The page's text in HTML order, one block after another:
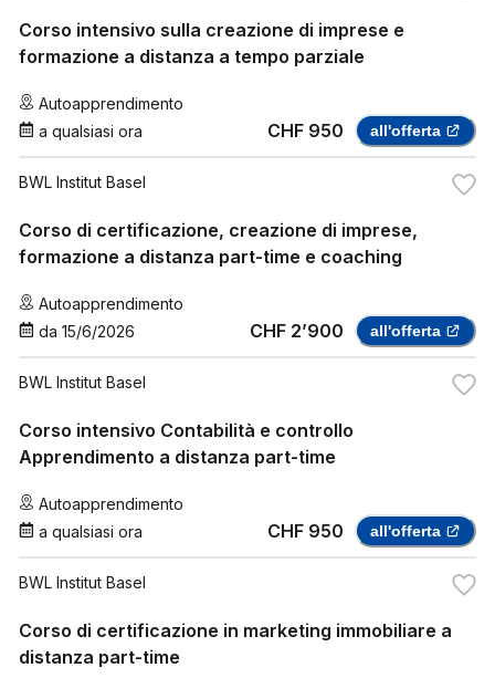
Corso intensivo sulla creazione di imprese e
formazione a distanza a tempo parziale
Autoapprendimento
a qualsiasi ora
CHF 950 all'offerta
BWL Institut Basel
Corso di certificazione, creazione di imprese,
formazione a distanza part-time e coaching
Autoapprendimento
da 15/6/2026 CHF 2’900 all'offerta
BWL Institut Basel
Corso intensivo Contabilità e controllo
Apprendimento a distanza part-time
Autoapprendimento
a qualsiasi ora
CHF 950 all'offerta
BWL Institut Basel
Corso di certificazione in marketing immobiliare a
distanza part-time